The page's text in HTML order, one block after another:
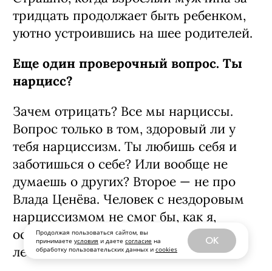
Продолжая пользоваться сайтом, вы
принимаете условия и даете согласие на
обработку пользовательских данных и cookies
OK
По ощущениям я европейский парень,
который живет с родителями до 30 лет,
хотя на самом деле съехал от них в 19.
(Смеется.) Но кажется, сепарировался
я совсем недавно. Плавно и мягко.
Проверочный вопрос: букет жене или
маме?
И той, и другой.
Нужно выбрать один.
Тогда жене. У мамы для этого есть
папа.